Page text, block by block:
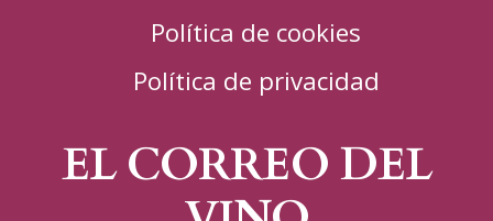
Política de cookies
Política de privacidad
EL CORREO DEL